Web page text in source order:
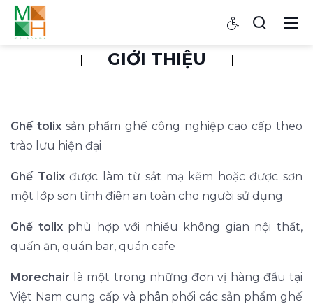
GIỚI THIỆU
Ghế tolixsản phẩm ghế công nghiệp cao cấp theo
trào lưu hiện đại
Ghế Tolixđược làm từ sắt mạ kẽm hoặc được sơn
một lớp sơn tĩnh điên an toàn cho người sử dụng
Ghế tolixphù hợp với nhiều không gian nội thất,
quấn ăn, quán bar, quán cafe
Morechair là một trong những đơn vị hàng đầu tại
Việt Nam cung cấp và phân phối các sản phẩm ghế